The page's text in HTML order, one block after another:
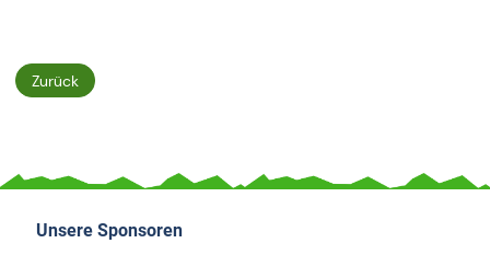
Zurück
Unsere Sponsoren